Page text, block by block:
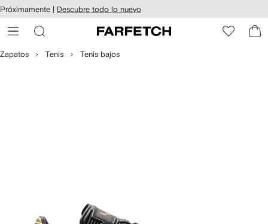
al
Próximamente | Descubre todo lo nuevo
Zapatos Tenis Tenis bajos